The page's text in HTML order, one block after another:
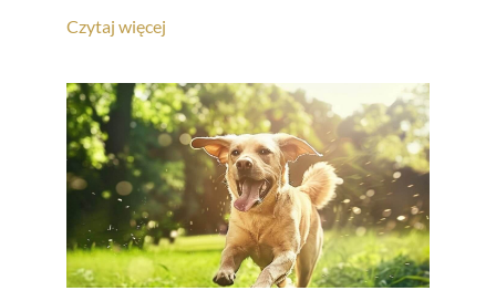
Czytaj więcej